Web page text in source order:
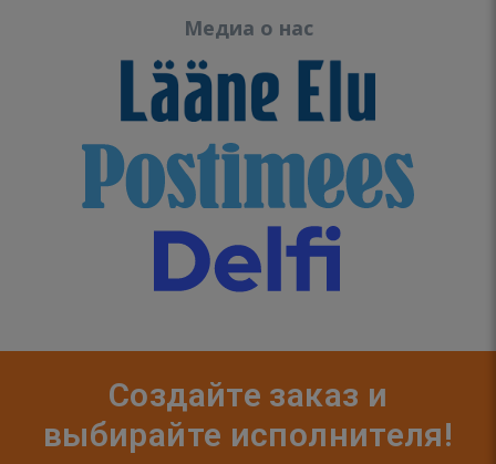
Медиа о нас
Создайте заказ и
выбирайте исполнителя!